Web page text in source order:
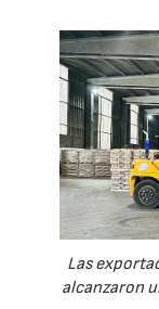
Las
alcanzaron